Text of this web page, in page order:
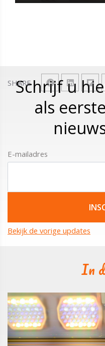
SHARE
Schrijf u
als
E-mailadres
Bekijk de vorige updates
In